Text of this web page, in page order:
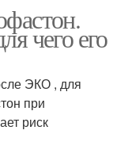
чего его
ЭКО , для
при
риск